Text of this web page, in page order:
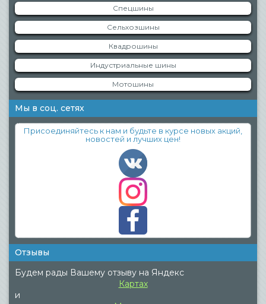
Спецшины
Сельхозшины
Квадрошины
Индустриальные шины
Мотошины
Мы в соц. сетях
Присоединяйтесь к нам и будьте в курсе новых акций,
новостей и лучших цен!
Отзывы
Будем рады Вашему отзыву на Яндекс
Картах
и